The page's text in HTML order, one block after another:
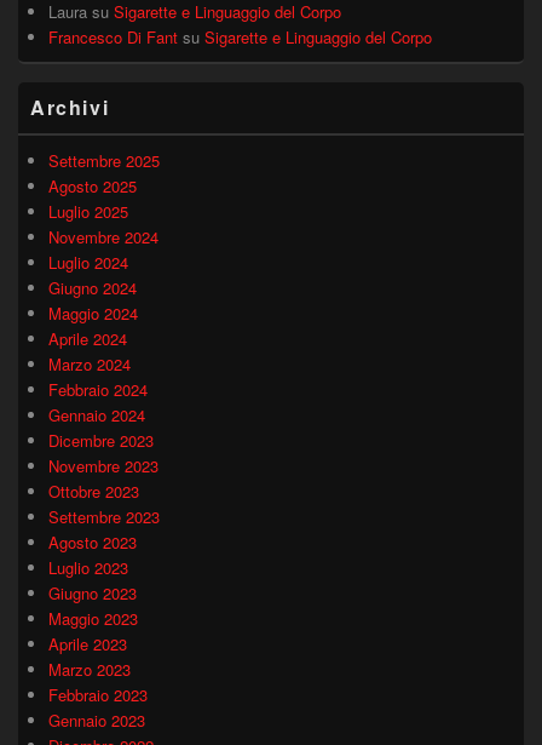
Laura su Sigarette e Linguaggio del Corpo
Francesco Di Fant su Sigarette e Linguaggio del Corpo
Archivi
Settembre 2025
Agosto 2025
Luglio 2025
Novembre 2024
Luglio 2024
Giugno 2024
Maggio 2024
Aprile 2024
Marzo 2024
Febbraio 2024
Gennaio 2024
Dicembre 2023
Novembre 2023
Ottobre 2023
Settembre 2023
Agosto 2023
Luglio 2023
Giugno 2023
Maggio 2023
Aprile 2023
Marzo 2023
Febbraio 2023
Gennaio 2023